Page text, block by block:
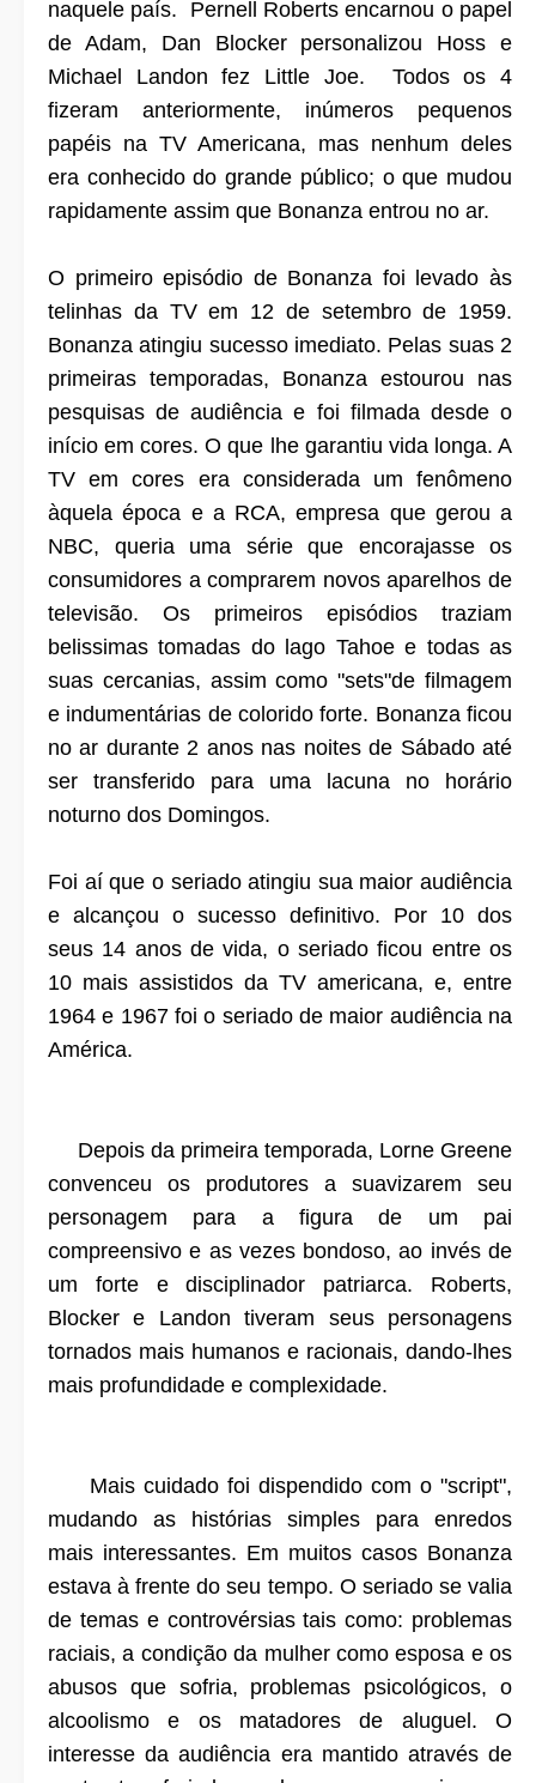
naquele país. Pernell Roberts encarnou o papel
de Adam, Dan Blocker personalizou Hoss e
Michael Landon fez Little Joe. Todos os 4
fizeram anteriormente, inúmeros pequenos
papéis na TV Americana, mas nenhum deles
era conhecido do grande público; o que mudou
rapidamente assim que Bonanza entrou no ar.
O primeiro episódio de Bonanza foi levado às
telinhas da TV em 12 de setembro de 1959.
Bonanza atingiu sucesso imediato. Pelas suas 2
primeiras temporadas, Bonanza estourou nas
pesquisas de audiência e foi filmada desde o
início em cores. O que lhe garantiu vida longa. A
TV em cores era considerada um fenômeno
àquela época e a RCA, empresa que gerou a
NBC, queria uma série que encorajasse os
consumidores a comprarem novos aparelhos de
televisão. Os primeiros episódios traziam
belissimas tomadas do lago Tahoe e todas as
suas cercanias, assim como "sets"de filmagem
e indumentárias de colorido forte. Bonanza ficou
no ar durante 2 anos nas noites de Sábado até
ser transferido para uma lacuna no horário
noturno dos Domingos.
Foi aí que o seriado atingiu sua maior audiência
e alcançou o sucesso definitivo. Por 10 dos
seus 14 anos de vida, o seriado ficou entre os
10 mais assistidos da TV americana, e, entre
1964 e 1967 foi o seriado de maior audiência na
América.
Depois da primeira temporada, Lorne Greene
convenceu os produtores a suavizarem seu
personagem para a figura de um pai
compreensivo e as vezes bondoso, ao invés de
um forte e disciplinador patriarca. Roberts,
Blocker e Landon tiveram seus personagens
tornados mais humanos e racionais, dando-lhes
mais profundidade e complexidade.
Mais cuidado foi dispendido com o "script",
mudando as histórias simples para enredos
mais interessantes. Em muitos casos Bonanza
estava à frente do seu tempo. O seriado se valia
de temas e controvérsias tais como: problemas
raciais, a condição da mulher como esposa e os
abusos que sofria, problemas psicológicos, o
alcoolismo e os matadores de aluguel. O
interesse da audiência era mantido através de